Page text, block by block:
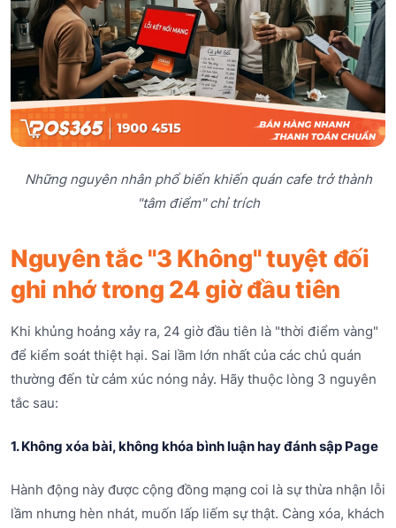
Những nguyên nhân phổ biến khiến quán cafe trở thành
"tâm điểm" chỉ trích
Nguyên tắc "3 Không" tuyệt đối
ghi nhớ trong 24 giờ đầu tiên
Khi khủng hoảng xảy ra, 24 giờ đầu tiên là "thời điểm vàng"
để kiểm soát thiệt hại. Sai lầm lớn nhất của các chủ quán
thường đến từ cảm xúc nóng nảy. Hãy thuộc lòng 3 nguyên
tắc sau:
1. Không xóa bài, không khóa bình luận hay đánh sập Page
Hành động này được cộng đồng mạng coi là sự thừa nhận lỗi
lầm nhưng hèn nhát, muốn lấp liếm sự thật. Càng xóa, khách